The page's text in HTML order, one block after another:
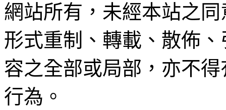
網站所有，未經本站之
形式重制、轉載、散佈
容之全部或局部，亦不
行為。